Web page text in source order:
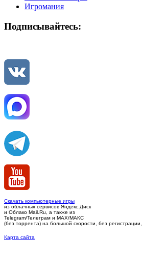
Игромания
Подписывайтесь:
Скачать компьютерные игры
из облачных сервисов Яндекс.Диск
и Облако Mail.Ru, а также из
Telegram/Телеграм и MAX/МАКС
(без торрента) на большой скорости, без
Карта сайта